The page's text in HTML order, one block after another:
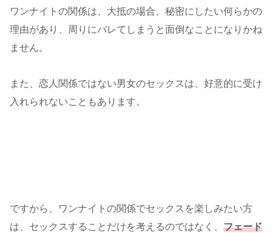
ワンナイトの関係は、大抵の場合、秘密にしたい何らかの
理由があり、周りにバレてしまうと面倒なことになりかね
ません。
また、恋人関係ではない男女のセックスは、好意的に受け
入れられないこともあります。
ですから、ワンナイトの関係でセックスを楽しみたい方
は、セックスすることだけを考えるのではなく、 フェード